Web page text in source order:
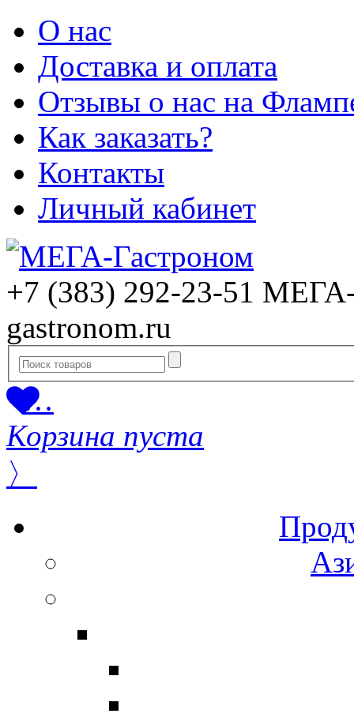
О нас
Доставка и оплата
Отзывы о нас на
Как заказать?
Контакты
Личный кабинет
+7 (383) 292-23-51 МЕГА-
gastronom.ru
…
Корзина пуста
〉